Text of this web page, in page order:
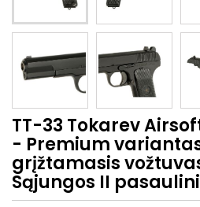
TT-33 Tokarev
- Premium
grįžtamasis
Sąjungos II